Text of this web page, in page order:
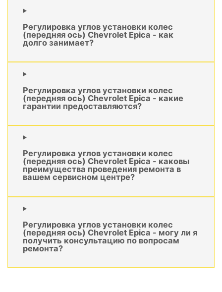
Регулировка углов установки колес
(передняя ось) Chevrolet Epica - как
долго занимает?
Регулировка углов установки колес
(передняя ось) Chevrolet Epica - какие
гарантии предоставляются?
Регулировка углов установки колес
(передняя ось) Chevrolet Epica - каковы
преимущества проведения ремонта в
вашем сервисном центре?
Регулировка углов установки колес
(передняя ось) Chevrolet Epica - могу ли я
получить консультацию по вопросам
ремонта?